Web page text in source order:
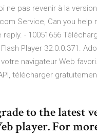
ne pas revenir à la
Service, Can you
- 10051656
Player 32.0.0.371.
navigateur Web
télécharger
to the latest
player. For